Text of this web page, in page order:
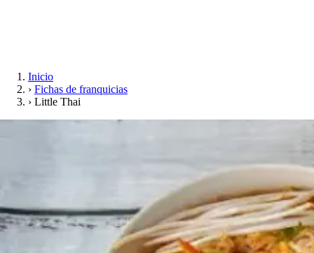
Inicio
› Fichas de franquicias
› Little Thai